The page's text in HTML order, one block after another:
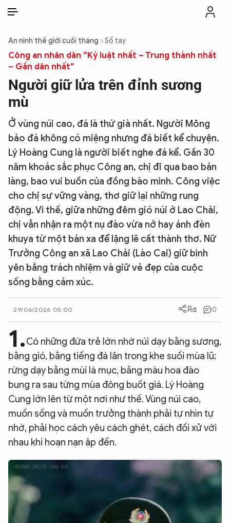
THỜI SỰ
CHỐNG DIỄN BIẾN HÒA BÌNH
CÔNG AN TRONG LÒNG DÂN
XÃ HỘI
PHÁP LUẬT
CÔNG NGHỆ
QUỐC TẾ
VĂN HÓA - THỂ THAO
BẠN ĐỌC & CAND
ĐA PHƯƠNG TIỆN
eMagazine
Podcast
Video Ảnh
Infographic
Chuyên trangAn ninh thế giới Văn nghệ Công an
Chuyên đề
An ninh thế giới cuối tháng Sổ tay
Công an nhân dân “Kỷ luật nhất – Trung thành nhất
– Gần dân nhất”
Người giữ lửa trên đỉnh sương
mù
Ở vùng núi cao, đá là thứ già nhất. Người Mông
bảo đá không có miệng nhưng đá biết kể chuyện.
Lý Hoàng Cung là người biết nghe đá kể. Gần 30
năm khoác sắc phục Công an, chị đi qua bao bản
làng, bao vui buồn của đồng bào mình. Công việc
cho chị sự vững vàng, thơ giữ lại những rung
động. Vì thế, giữa những đêm gió núi ở Lao Chải,
chị vẫn nhận ra một nụ đào vừa nở hay ánh đèn
khuya từ một bản xa để lặng lẽ cất thành thơ. Nữ
Trưởng Công an xã Lao Chải (Lào Cai) giữ bình
yên bằng trách nhiệm và giữ vẻ đẹp của cuộc
sống bằng cảm xúc.
29/06/2026 05:00 0
1.Có những đứa trẻ lớn nhờ núi dạy bằng sương,
bằng gió, bằng tiếng đá lăn trong khe suối mùa lũ;
rừng dạy bằng mùi lá mục, bằng màu hoa đào
bung ra sau từng mùa đông buốt giá. Lý Hoàng
Cung lớn lên từ một nơi như thế. Vùng núi cao,
muốn sống và muốn trưởng thành phải tự nhìn tự
nhớ, phải học cách yêu cách ghét, cách đối xử với
nhau khi hoạn nạn ập đến.